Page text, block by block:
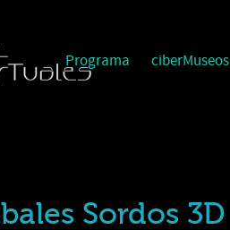
Programa ciberMuseos
Sordos 3D